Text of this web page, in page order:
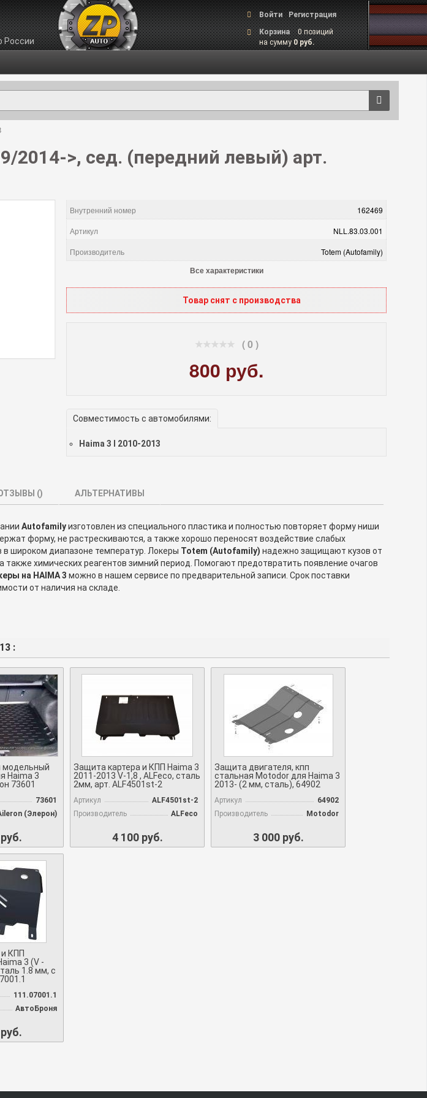
России
Войти
Регистрация
Корзина
0 позиций
на сумму0 руб.
2014->, сед. (передний левый) арт.
Внутренний номер
162469
Артикул
NLL.83.03.001
Производитель
Totem (Autofamily)
Все характеристики
Товар снят с производства
( 0 )
800 руб.
Совместимость с автомобилями:
Haima 3 I 2010-2013
() АЛЬТЕРНАТИВЫ
Autofamilyизготовлен из специального пластика и полностью повторяет форму ниши
форму, не растрескиваются, а также хорошо переносят воздействие слабых
широком диапазоне температур. Локеры Totem (Autofamily) надежно защищают кузов от
химических реагентов зимний период. Помогают предотвратить появление очагов
на HAIMA 3 можно в нашем сервисе по предварительной записи. Срок поставки
от наличия на складе.
:
модельный
Haima 3
73601
73601
(Элерон)
Защита картера и КПП Haima 3
2011-2013 V-1,8 , ALFeco, сталь
2мм, арт. ALF4501st-2
Артикул
ALF4501st-2
Производитель
ALFeco
4 100 руб.
Защита двигателя, кпп
стальная Motodor для Haima 3
2013- (2 мм, сталь), 64902
Артикул
64902
Производитель
Motodor
3 000 руб.
КПП
3 (V -
1.8 мм, с
111.07001.1
АвтоБроня